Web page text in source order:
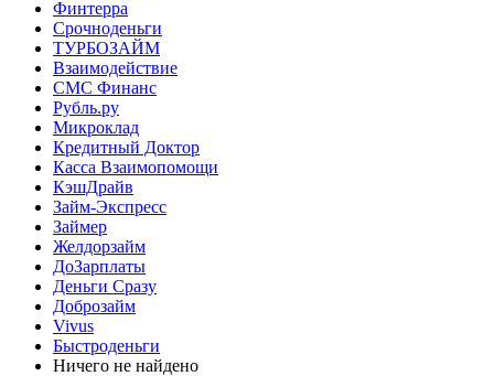
Финтерра
Срочноденьги
ТУРБОЗАЙМ
Взаимодействие
СМС Финанс
Рубль.ру
Микроклад
Кредитный Доктор
Касса Взаимопомощи
КэшДрайв
Займ-Экспресс
Займер
Желдорзайм
ДоЗарплаты
Деньги Сразу
Доброзайм
Vivus
Быстроденьги
Ничего не найдено